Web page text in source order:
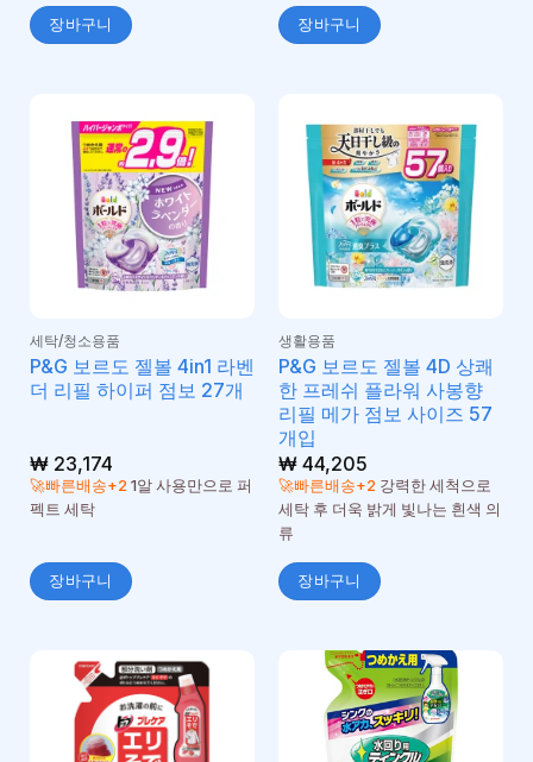
장바구니 장바구니
세탁/청소용품
P&G 보르도 젤볼 4in1 라벤
더 리필 하이퍼 점보 27개
₩23,174
🚀빠른배송+21알 사용만으로 퍼
펙트 세탁
장바구니
생활용품
P&G 보르도 젤볼 4D 상쾌
한 프레쉬 플라워 사봉향
리필 메가 점보 사이즈 57
개입
₩44,205
🚀빠른배송+2강력한 세척으로
세탁 후 더욱 밝게 빛나는 흰색 의
류
장바구니